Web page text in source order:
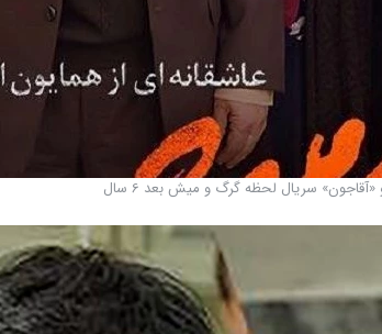
سریال لحظه گرگ و میش بعد 6 سال